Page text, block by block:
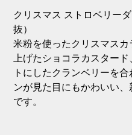
クリスマス ストロベリー
抜）
米粉を使ったクリスマス
上げたショコラカスター
トにしたクランベリーを
ンが見た目にもかわいい
です。